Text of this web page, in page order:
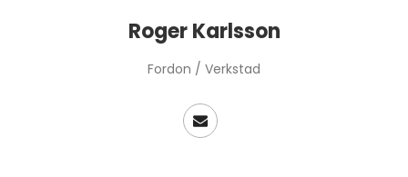
Roger Karlsson
Fordon / Verkstad